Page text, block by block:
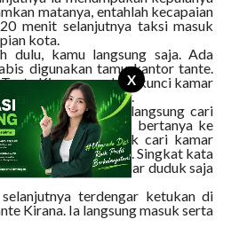
X
matanya, entahlah kecapaian
menit selanjutnya taksi masuk
kota.
dulu, kamu langsung saja. Ada
digunakan tamu kantor tante.
Kirana memberi kunci kamar
supaya keluar.
ke hotel, saya pilih langsung cari
hotel itu dibanding bertanya ke
tidak susah untuk cari kamar
tercantum di kunci. Singkat kata
tetapi cuma sekedar duduk saja
terdengar ketukan di
Kirana. Ia langsung masuk serta